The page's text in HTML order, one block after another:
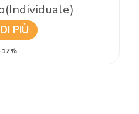
PIÙ
17%